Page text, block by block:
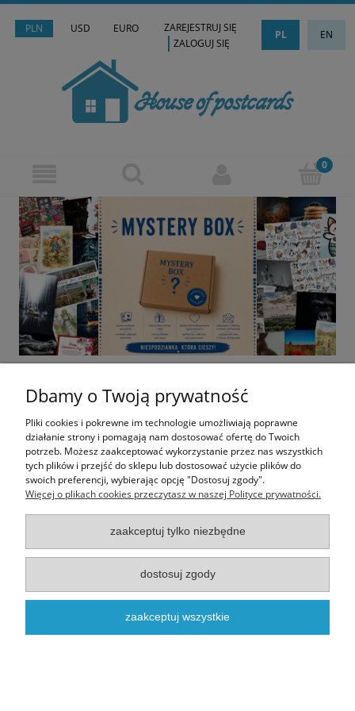
PLN USD EURO PL EN
ZAREJESTRUJ SIĘ
ZALOGUJ SIĘ
Informacje
Moje konto
O nas
Realizacja - onisoft.pl|Sklep internetowy shoper
pokaż pełną wersję strony
Dbamy o Twoją prywatność
Pliki cookies i pokrewne im technologie umożliwiają poprawne
działanie strony i pomagają nam dostosować ofertę do Twoich
potrzeb. Możesz zaakceptować wykorzystanie przez nas wszystkich
tych plików i przejść do sklepu lub dostosować użycie plików do
swoich preferencji, wybierając opcję "Dostosuj zgody".
Więcej o plikach cookies przeczytasz w naszej Polityce prywatności.
zaakceptuj tylko niezbędne
dostosuj zgody
zaakceptuj wszystkie